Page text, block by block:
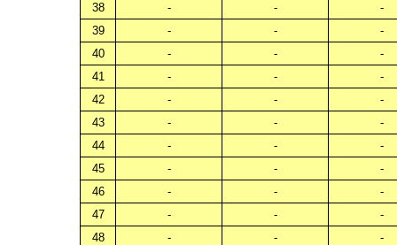
38
- -
-
39
- -
-
40
- -
-
41
- -
-
42
- -
-
43
- -
-
44
- -
-
45
- -
-
46
- -
-
47
- -
-
48
- -
-